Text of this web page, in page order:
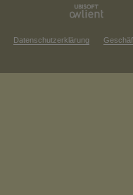
Datenschutzerklärung